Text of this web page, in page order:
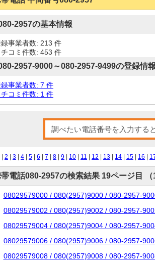
2957の基本情報
事業者数: 213 件
チコミ件数: 453 件
2957-9000～080-2957-9499の登録情報
事業者数: 7 件
チコミ件数: 1 件
2 3 4 5 6 7 8 9 10 11 12 13 14 15 16
電話080-2957の検索結果 19ページ目 （
08029579000 / 080(2957)9000 / 080-2957-
08029579002 / 080(2957)9002 / 080-2957-
08029579004 / 080(2957)9004 / 080-2957-
08029579006 / 080(2957)9006 / 080-2957-
08029579008 / 080(2957)9008 / 080-2957-